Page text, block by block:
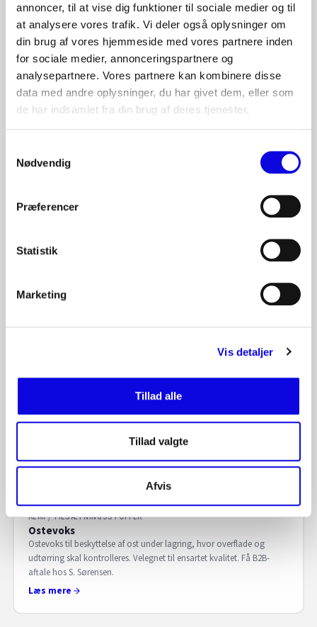
annoncer, til at vise dig funktioner til sociale medier og til
at analysere vores trafik. Vi deler også oplysninger om
din brug af vores hjemmeside med vores partnere inden
for sociale medier, annonceringspartnere og
analysepartnere. Vores partnere kan kombinere disse
data med andre oplysninger, du har givet dem, eller som
de har indsamlet fra din brug af deres tjenester.
Nødvendig
Præferencer
Statistik
Marketing
Vis detaljer
Tillad alle
Tillad valgte
Afvis
Hvis kaliumchlorid indgår i jeres proces eller
produktion, hjælper S. Sørensen med at afklare
kvalitet og leverance, så det passer til jeres forbrug og
arbejdsgange. Få B2B-aftale hos S. Sørensen.
SE ALLE
KEMI / TILSÆTNINGSSTOFFER
oxidation og effektiv afrensning er relevant. Stabil råvare til planlagt
drift. Få B2B-aftale hos S. Sørensen.
Ammoniakopløsning / Salmiakspiritus
med alkalisk effekt. Egnet til professionel drift. Få B2B-aftale hos S.
KEMI / TILSÆTNINGSSTOFFER
Ostevoks
Ostevoks til beskyttelse af ost under lagring, hvor overflade og
udtørring skal kontrolleres. Velegnet til ensartet kvalitet. Få B2B-
aftale hos S. Sørensen.
Læs mere